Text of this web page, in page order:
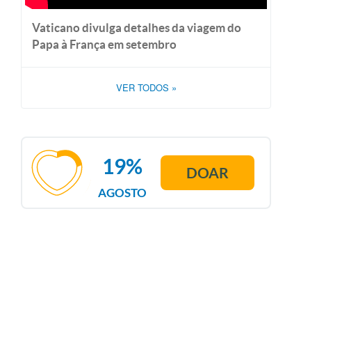
Vaticano divulga detalhes da viagem do
Papa à França em setembro
VER TODOS »
AGOSTO
19% DOAR